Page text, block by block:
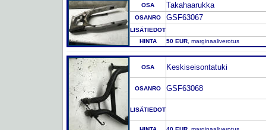
OSA Takahaarukka
OSANRO GSF63067
LISÄTIEDOT
HINTA
50 EUR , marginaaliverotus
OSA Keskiseisontatuki
OSANRO GSF63068
LISÄTIEDOT